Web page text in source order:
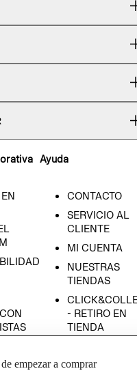
Ayuda
CONTACTO
SERVICIO AL
CLIENTE
MI CUENTA
NUESTRAS
TIENDAS
- RETIRO EN
TIENDA
CONDICIONES
empezar a comprar